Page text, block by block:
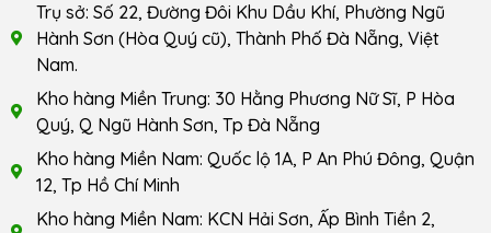
Trụ sở: Số 22, Đường Đôi Khu Dầu Khí, Phường Ngũ
Hành Sơn (Hòa Quý cũ), Thành Phố Đà Nẵng, Việt
Nam.
Kho hàng Miền Trung: 30 Hằng Phương Nữ Sĩ, P Hòa
Quý, Q Ngũ Hành Sơn, Tp Đà Nẵng
Kho hàng Miền Nam: Quốc lộ 1A, P An Phú Đông, Quận
12, Tp Hồ Chí Minh
Kho hàng Miền Nam: KCN Hải Sơn, Ấp Bình Tiền 2,